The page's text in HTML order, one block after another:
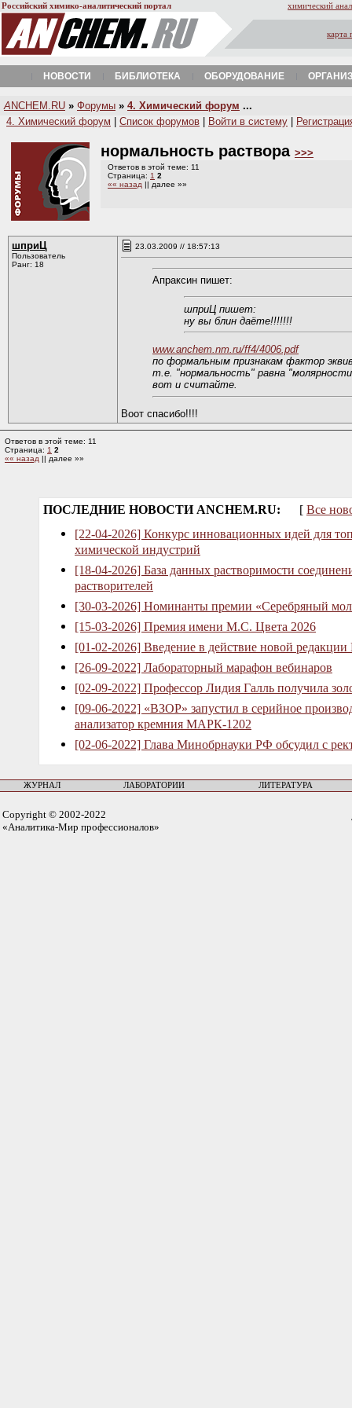
Российский химико-аналитический портал химический
карта
НОВОСТИ БИБЛИОТЕКА ОБОРУДОВАНИЕ
A NCHEM.RU » Форумы » 4. Химический форум ...
4. Химический форум
Список форумов Войти в систему
нормальность раствора >>>
Ответов в этой теме: 11
Страница: 1 2
«« назад || далее »»
шприЦ
Пользователь
Ранг: 18
23.03.2009 // 18:57:13
Апраксин пишет:
шприЦ пишет:
ну вы блин даёте!!!!!!!
www.anchem.nm.ru/ff4/4006.pdf
по формальным признакам фактор
т.е. "нормальность" равна
вот и считайте.
Воот спасибо!!!!
Ответов в этой теме: 11
Страница: 1 2
«« назад || далее »»
ПОСЛЕДНИЕ НОВОСТИ ANCHEM.RU: [ Все
[22-04-2026] Конкурс инновационных идей для
химической индустрий
[18-04-2026] База данных растворимости
растворителей
[30-03-2026] Номинанты премии «Серебряный
[15-03-2026] Премия имени М.С. Цвета 2026
[01-02-2026] Введение в действие новой
[26-09-2022] Лабораторный марафон вебинаров
[02-09-2022] Профессор Лидия Галль получила
[09-06-2022] «ВЗОР» запустил в серийное
анализатор кремния МАРК-1202
[02-06-2022] Глава Минобрнауки РФ обсудил с
ЖУРНАЛ ЛАБОРАТОРИИ ЛИТЕРАТУРА
Copyright © 2002-2022
«Аналитика-Мир профессионалов»